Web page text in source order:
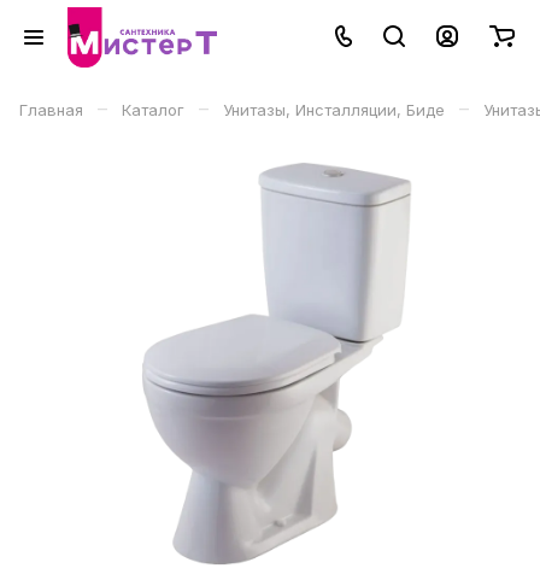
Главная – Каталог – Унитазы, Инсталляции, Биде –